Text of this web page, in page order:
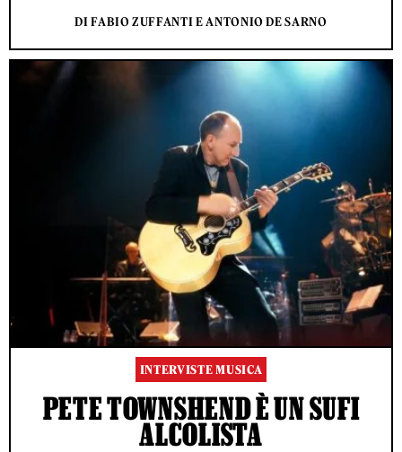
DI FABIO ZUFFANTI E ANTONIO DE SARNO
INTERVISTE MUSICA
PETE TOWNSHEND È UN SUFI
ALCOLISTA